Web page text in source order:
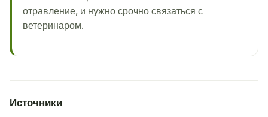
отравление, и нужно срочно связаться с
ветеринаром.
Источники